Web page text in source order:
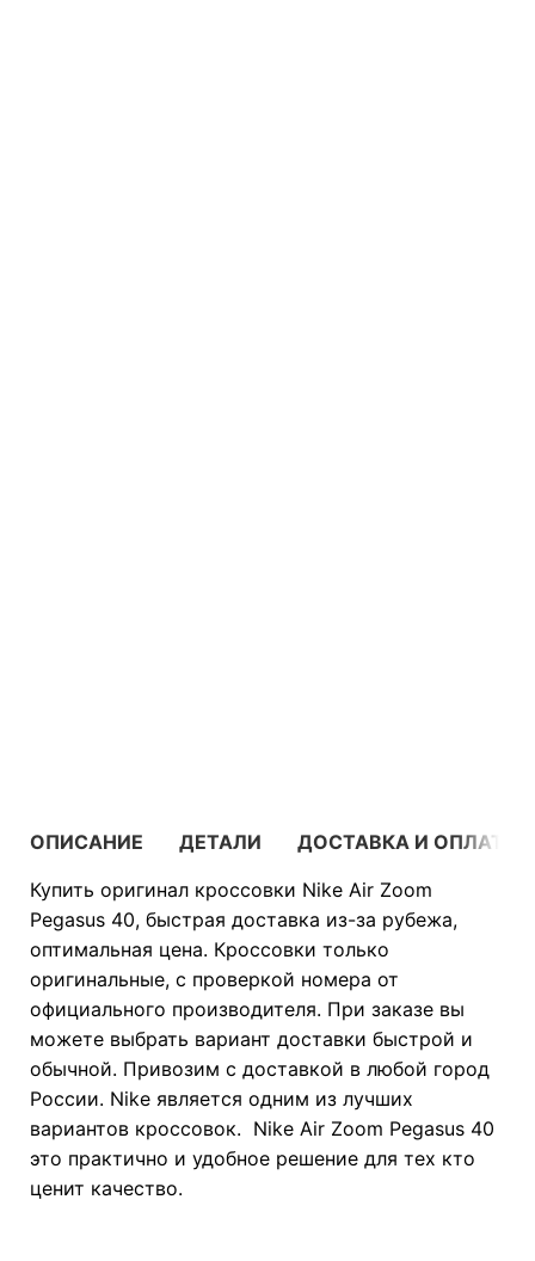
ОПИСАНИЕ ДЕТАЛИ
ДОСТАВКА И ОПЛАТА
Купить оригинал кроссовки Nike Air Zoom
Pegasus 40, быстрая доставка из-за рубежа,
оптимальная цена. Кроссовки только
оригинальные, с проверкой номера от
официального производителя. При заказе вы
можете выбрать вариант доставки быстрой и
обычной. Привозим с доставкой в любой город
России. Nike является одним из лучших
вариантов кроссовок. Nike Air Zoom Pegasus 40
это практично и удобное решение для тех кто
ценит качество.